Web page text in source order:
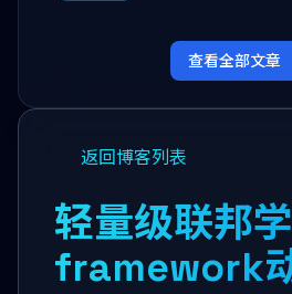
查看全部文章
返回博客列表
轻量级联邦
framework